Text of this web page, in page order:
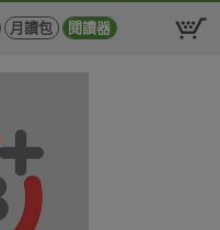
月讀包 閱讀器